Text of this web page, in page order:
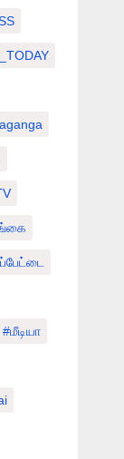
#மீடியா